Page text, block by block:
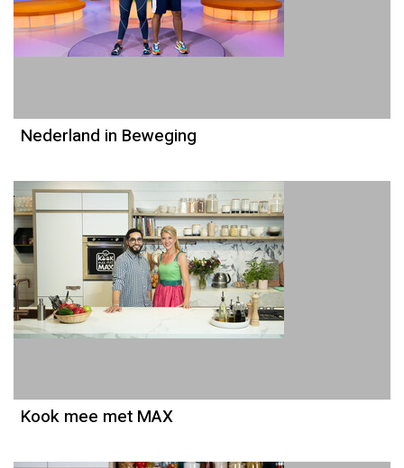
Nederland in Beweging
Kook mee met MAX